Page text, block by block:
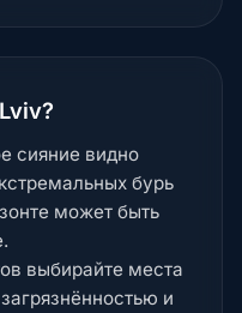
сияние видно
бурь
может быть
выбирайте места
и